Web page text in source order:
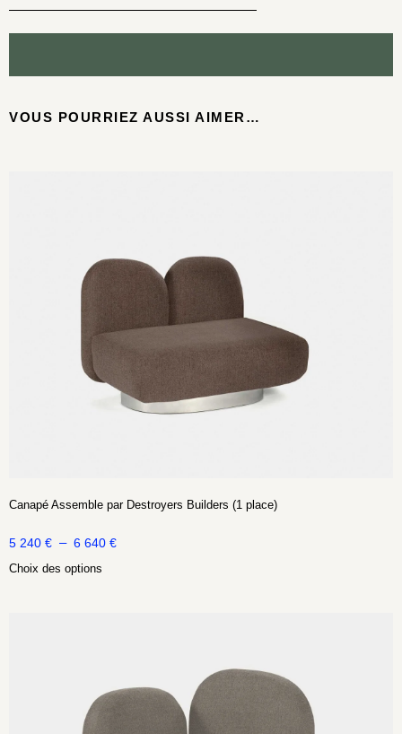
VOUS POURRIEZ AUSSI AIMER…
Canapé Assemble par Destroyers Builders (1 place)
5 240 € – 6 640 €
Choix des options